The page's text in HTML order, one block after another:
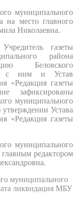
муниципального
место главного
Николаевна.
газеты
района
Беловского
с ним и Устав
«Редакция газеты
зафиксированы
муниципального
Устава
«Редакция газеты
муниципального
редактором
муниципального
ликвидация МБУ